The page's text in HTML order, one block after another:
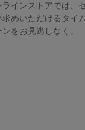
ラインストアでは、
求めいただけるタイ
をお見逃しなく。